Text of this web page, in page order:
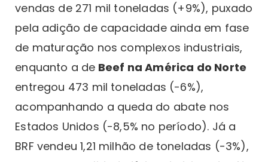
vendas de 271 mil toneladas (+9%), puxado
pela adição de capacidade ainda em fase
de maturação nos complexos industriais,
enquanto a de Beef na América do Norte
entregou 473 mil toneladas (-6%),
acompanhando a queda do abate nos
Estados Unidos (-8,5% no período). Já a
BRF vendeu 1,21 milhão de toneladas (-3%),